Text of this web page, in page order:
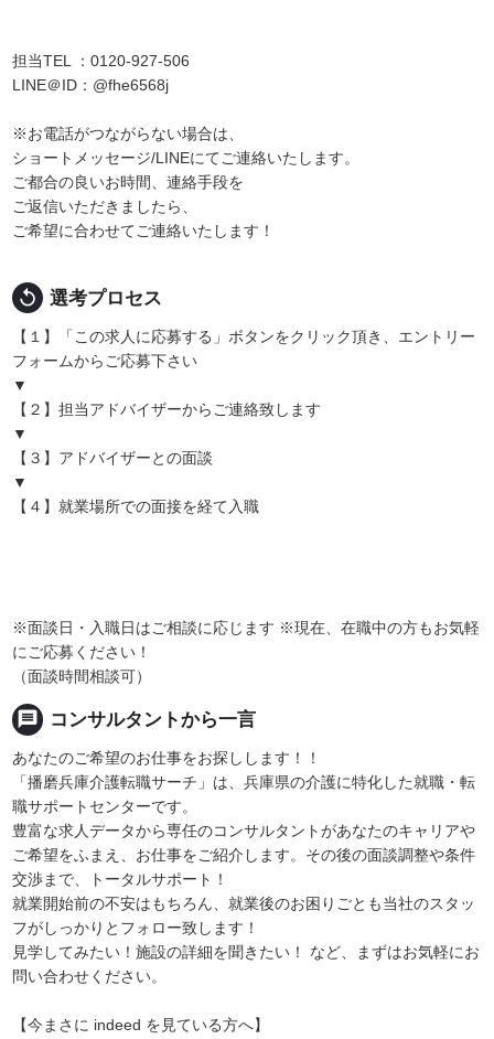
担当TEL ：0120-927-506
LINE＠ID：@fhe6568j
※お電話がつながらない場合は、
ショートメッセージ/LINEにてご連絡いたします。
ご都合の良いお時間、連絡手段を
ご返信いただきましたら、
ご希望に合わせてご連絡いたします！
replay 選考プロセス
【１】「この求人に応募する」ボタンをクリック頂き、エントリー
フォームからご応募下さい
▼
【２】担当アドバイザーからご連絡致します
▼
【３】アドバイザーとの面談
▼
【４】就業場所での面接を経て入職
※面談日・入職日はご相談に応じます ※現在、在職中の方もお気軽
にご応募ください！
（面談時間相談可）
message コンサルタントから一言
あなたのご希望のお仕事をお探しします！！
「播磨兵庫介護転職サーチ」は、兵庫県の介護に特化した就職・転
職サポートセンターです。
豊富な求人データから専任のコンサルタントがあなたのキャリアや
ご希望をふまえ、お仕事をご紹介します。その後の面談調整や条件
交渉まで、トータルサポート！
就業開始前の不安はもちろん、就業後のお困りごとも当社のスタッ
フがしっかりとフォロー致します！
見学してみたい！施設の詳細を聞きたい！ など、まずはお気軽にお
問い合わせください。
【今まさに indeed を見ている方へ】